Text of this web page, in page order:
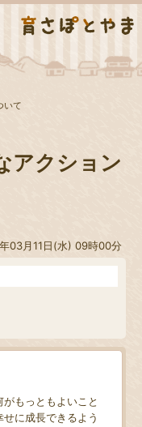
いて
アクション
03月11日(水) 09時00分
もっともよいこと
に成長できるよう